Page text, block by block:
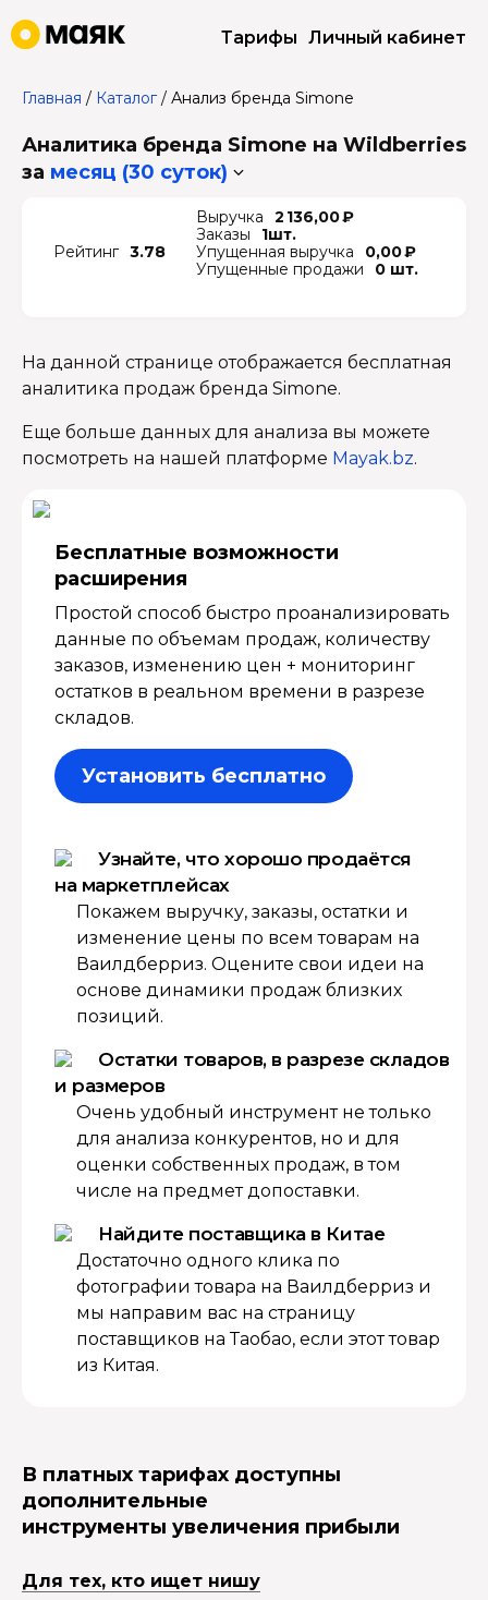
Тарифы Личный кабинет
Главная / Каталог/ Анализ бренда Simone
Аналитика бренда Simone на Wildberries
за месяц (30 суток)
Рейтинг 3.78
Выручка
2 136,00 ₽
Заказы
1шт.
Упущенная выручка
0,00 ₽
Упущенные продажи
0 шт.
На данной странице отображается бесплатная
аналитика продаж бренда Simone.
Еще больше данных для анализа вы можете
посмотреть на нашей платформе Mayak.bz.
Бесплатные возмож­ности
расширения
Простой способ быстро проанализировать
данные по объемам продаж, количеству
заказов, изменению цен + мониторинг
остатков в реальном времени в разрезе
складов.
Установить бесплатно
Узнайте, что хорошо продаётся
на маркетплейсах
Покажем выручку, заказы, остатки и
изменение цены по всем товарам на
Ваилдберриз. Оцените свои идеи на
основе динамики продаж близких
позиций.
Остатки товаров, в разрезе складов
и размеров
Очень удобный инструмент не только
для анализа конкурентов, но и для
оценки собственных продаж, в том
числе на предмет допоставки.
Найдите поставщика в Китае
Достаточно одного клика по
фотографии товара на Ваилдберриз и
мы направим вас на страницу
поставщиков на Таобао, если этот товар
из Китая.
В платных тарифах доступны
дополнительные
инструменты увеличения прибыли
Для тех, кто ищет нишу